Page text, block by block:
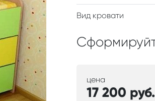
Вид кровати
цена
17 200 руб.